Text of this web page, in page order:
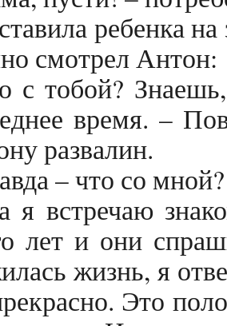
ребенка
смотрел Антон:
с тобой?
время. –
развалин.
– что со мной?
я встречаю
лет и они
жизнь, я
Это